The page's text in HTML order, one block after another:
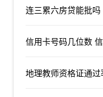
连三累六房贷能批
信用卡号码几位数
地理教师资格证通